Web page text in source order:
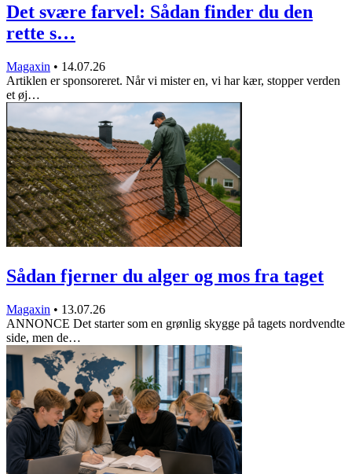
Det svære farvel: Sådan finder du den
rette s…
Magaxin • 14.07.26
Artiklen er sponsoreret. Når vi mister en, vi har kær, stopper verden
et øj…
Sådan fjerner du alger og mos fra taget
Magaxin • 13.07.26
ANNONCE Det starter som en grønlig skygge på tagets nordvendte
side, men de…